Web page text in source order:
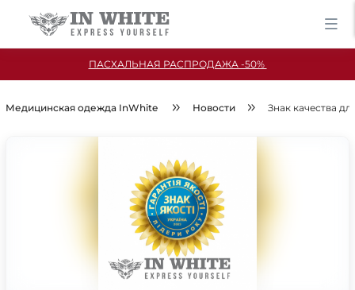
ПАСХАЛЬНАЯ РАСПРОДАЖА -50%
Медицинская одежда InWhite Новости Знак качества